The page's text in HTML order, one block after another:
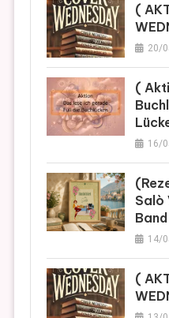
(
20/
(
16/
Salò
14/
(